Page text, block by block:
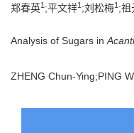
郑春英1 ;平文祥1 ;刘松梅1 ;祖
Analysis of Sugars in
ZHENG Chun-Ying;PING